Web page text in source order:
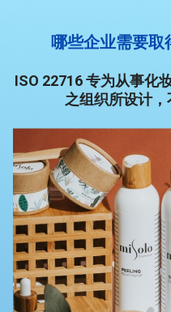
哪些企业需要取
ISO 22716 专为从事化
之组织所设计